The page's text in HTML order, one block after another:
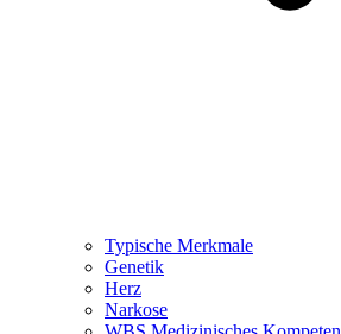
Typische Merkmale
Genetik
Herz
Narkose